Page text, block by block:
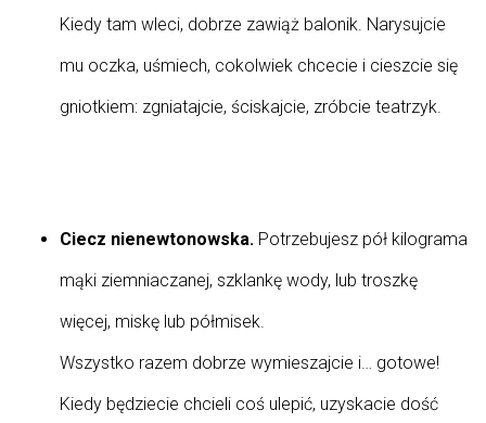
Kiedy tam wleci, dobrze zawiąż balonik. Narysujcie
mu oczka, uśmiech, cokolwiek chcecie i cieszcie się
gniotkiem: zgniatajcie, ściskajcie, zróbcie teatrzyk.
Ciecz nienewtonowska. Potrzebujesz pół kilograma
mąki ziemniaczanej, szklankę wody, lub troszkę
więcej, miskę lub półmisek.
Wszystko razem dobrze wymieszajcie i… gotowe!
Kiedy będziecie chcieli coś ulepić, uzyskacie dość